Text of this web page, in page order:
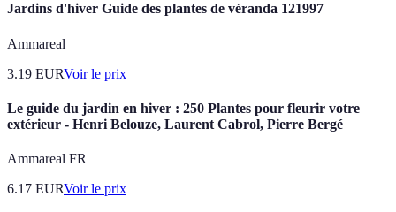
Jardins d'hiver Guide des plantes de véranda 121997
Ammareal
3.19 EURVoir le prix
Le guide du jardin en hiver : 250 Plantes pour fleurir votre
extérieur - Henri Belouze, Laurent Cabrol, Pierre Bergé
Ammareal FR
6.17 EURVoir le prix